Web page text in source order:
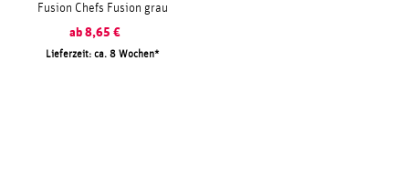
Fusion Chefs Fusion grau
ab 8,65 €
Lieferzeit: ca. 8 Wochen